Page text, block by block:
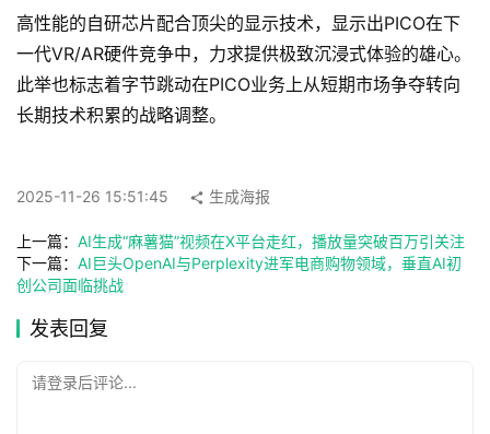
务
A
箱
A
具
高性能的自研芯片配合顶尖的显示技术，显示出PICO在下
一代VR/AR硬件竞争中，力求提供极致沉浸式体验的雄心。
此举也标志着字节跳动在PICO业务上从短期市场争夺转向
长期技术积累的战略调整。
2025-11-26 15:51:45 生成海报
上一篇： AI生成“麻薯猫”视频在X平台走红，播放量突破百万引关注
下一篇： AI巨头OpenAI与Perplexity进军电商购物领域，垂直AI初
创公司面临挑战
发表回复
请登录后评论...